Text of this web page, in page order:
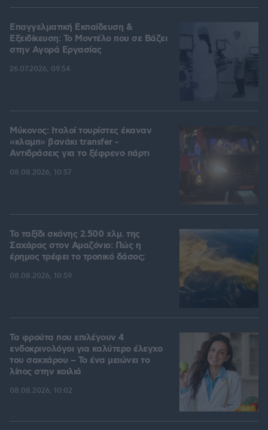
Επαγγελματική Εκπαίδευση &
Εξειδίκευση: Το Mοντέλο που σε Bάζει
στην Aγορά Eργασίας
26.07.2026, 09:54
Μύκονος: Ιταλοί τουρίστες έκαναν
«κλαμπ» βανάκι transfer -
Αντιδράσεις για το ξέφρενο πάρτι
08.08.2026, 10:57
Το ταξίδι σκόνης 2.500 χλμ. της
Σαχάρας στον Αμαζόνιο: Πώς η
έρημος τρέφει το τροπικό δάσος;
08.08.2026, 10:59
Τα φρούτα που επιλέγουν 4
ενδοκρινολόγοι για καλύτερο έλεγχο
του σακχάρου – Το ένα μειώνει το
λίπος στην κοιλιά
08.08.2026, 10:02